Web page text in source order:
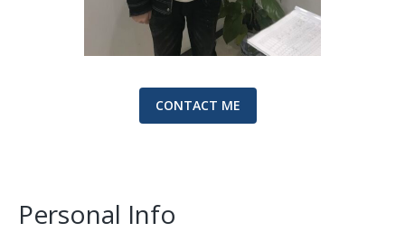
CONTACT ME
Personal Info